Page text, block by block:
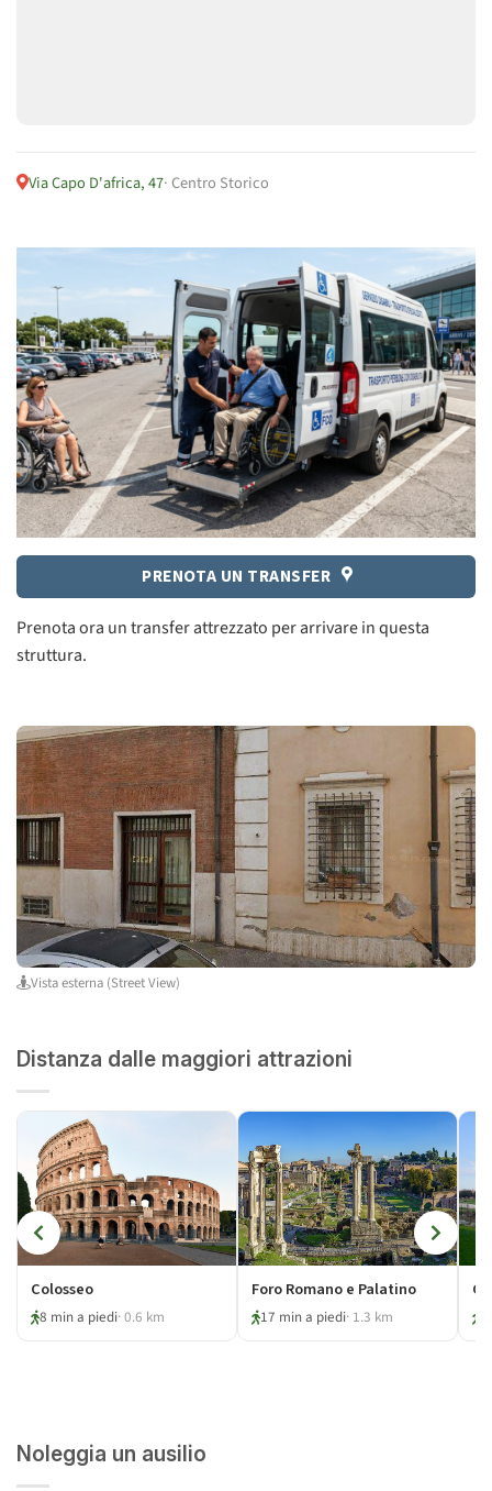
Via Capo D'africa, 47· Centro Storico
PRENOTA UN TRANSFER
Prenota ora un transfer attrezzato per arrivare in questa
struttura.
Vista esterna (Street View)
Distanza dalle maggiori attrazioni
Colosseo
8 min a piedi· 0.6 km
Foro Romano e Palatino
17 min a piedi· 1.3 km
Noleggia un ausilio